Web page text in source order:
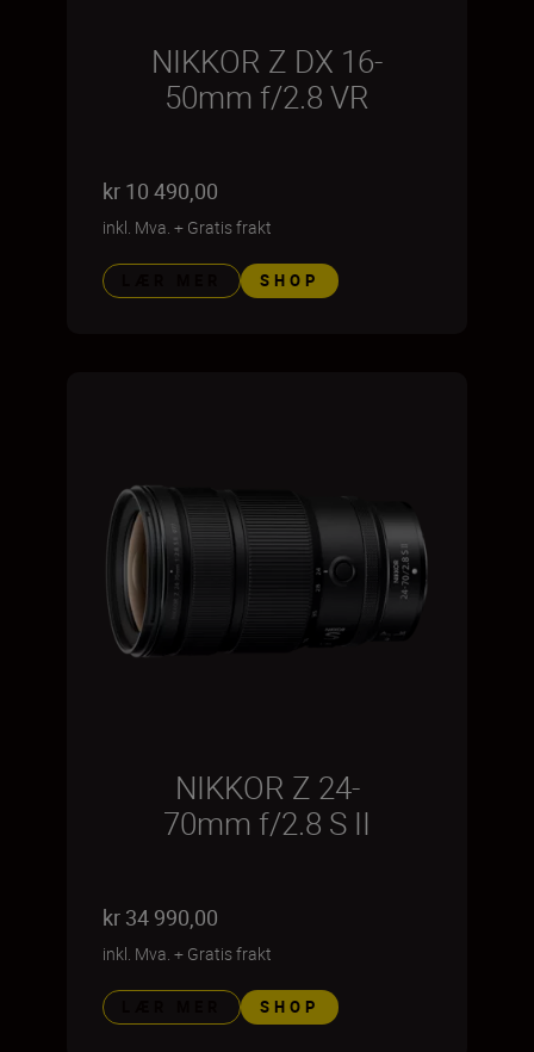
NIKKOR Z DX 16-
50mm f/2.8 VR
kr 10 490,00
inkl. Mva. + Gratis frakt
SHOP
NIKKOR Z 24-
70mm f/2.8 S II
kr 34 990,00
inkl. Mva. + Gratis frakt
SHOP